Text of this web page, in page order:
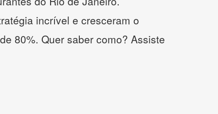
incrível e cresceram o
80%. Quer saber como? Assiste